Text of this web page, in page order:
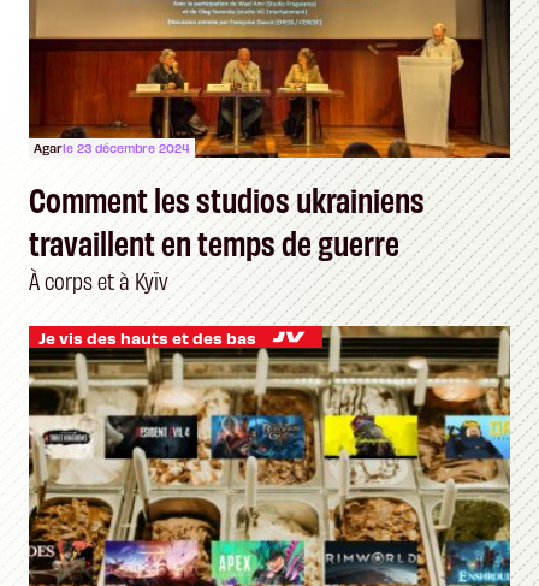
Agarle 23 décembre 2024
Comment les studios ukrainiens
travaillent en temps de guerre
À corps et à Kyïv
Je vis des hauts et des bas